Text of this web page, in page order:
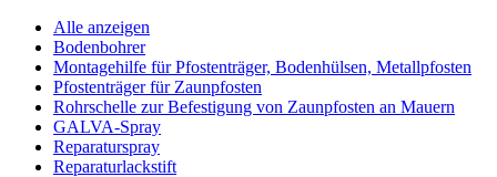
Alle anzeigen
Bodenbohrer
Montagehilfe für Pfostenträger, Bodenhülsen, Metallpfosten
Pfostenträger für Zaunpfosten
Rohrschelle zur Befestigung von Zaunpfosten an Mauern
GALVA-Spray
Reparaturspray
Reparaturlackstift